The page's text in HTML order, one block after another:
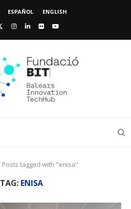
ESPAÑOL ENGLISH
Posts tagged with "enisa"
TAG: ENISA